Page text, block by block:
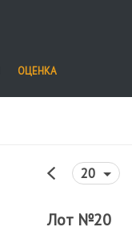
ОЦЕНКА
20
Лот №20